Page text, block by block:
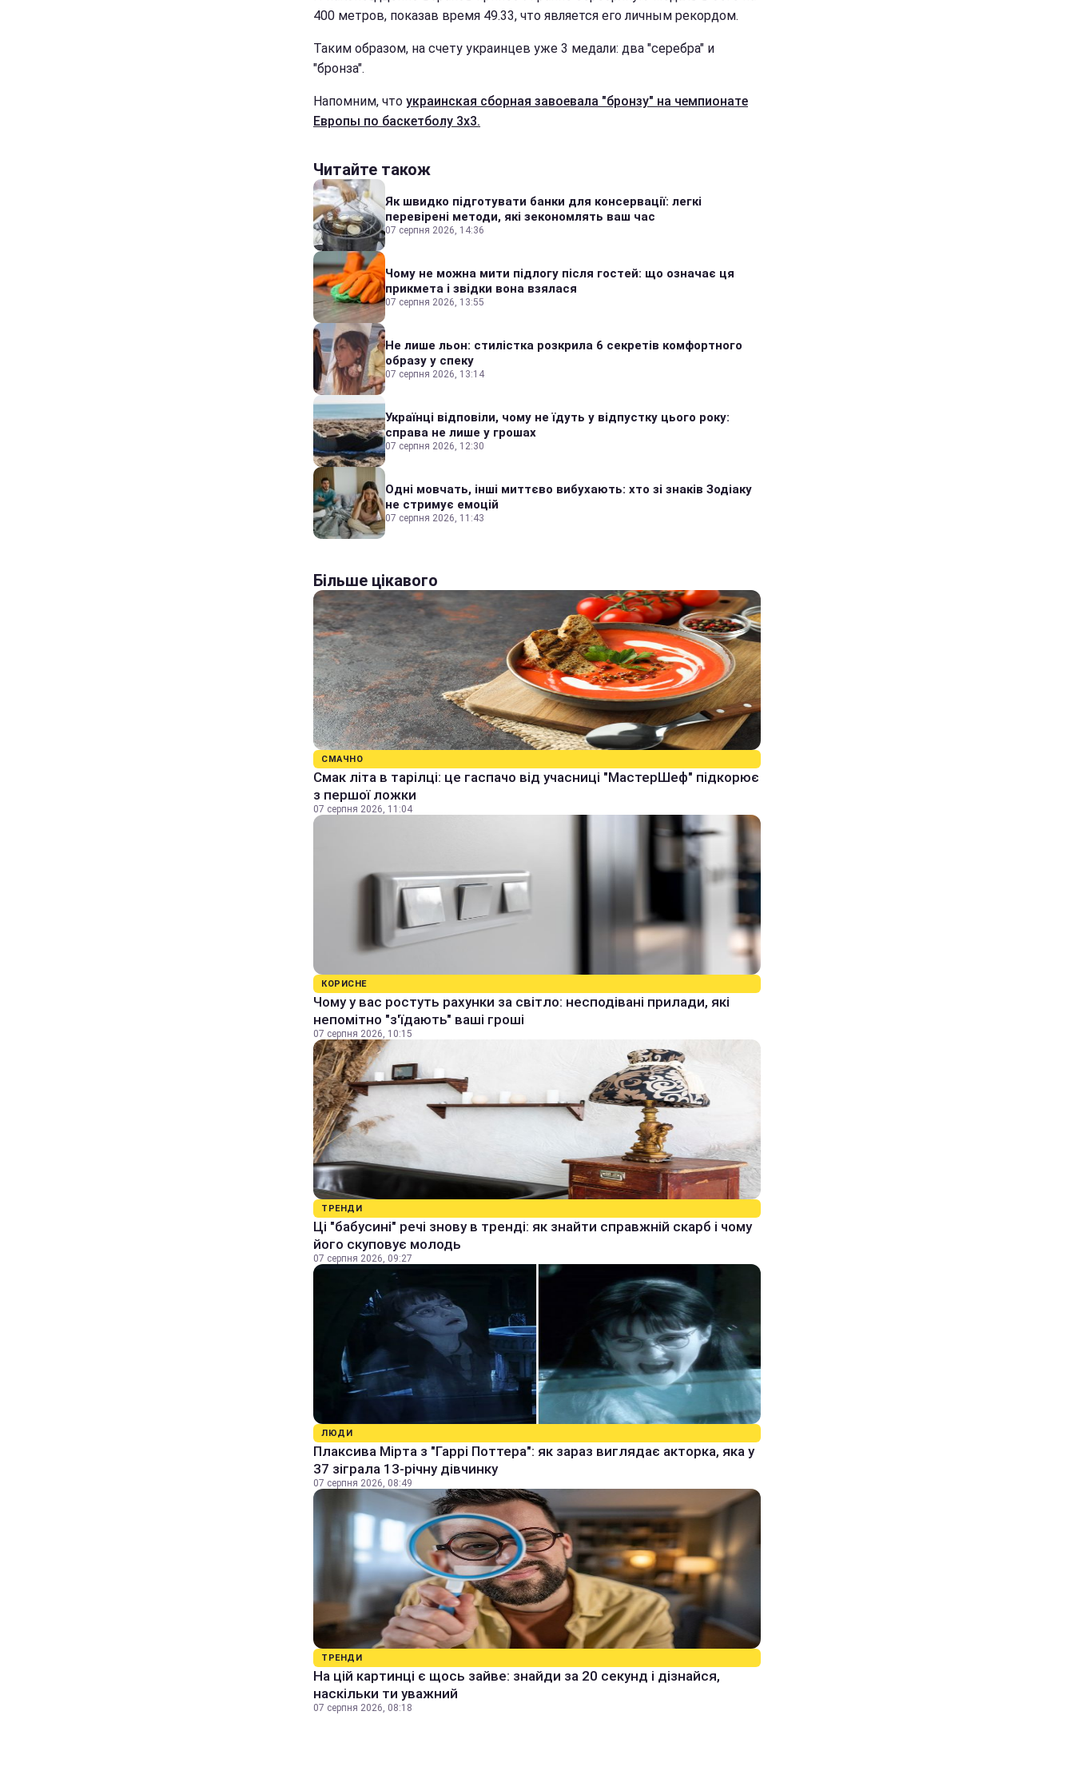
400 метров, показав время 49.33, что является его личным рекордом.
Таким образом, на счету украинцев уже 3 медали: два "серебра" и
"бронза".
Напомним, что украинская сборная завоевала "бронзу" на чемпионате
Европы по баскетболу 3х3.
Читайте також
Як швидко підготувати банки для консервації: легкі
перевірені методи, які зекономлять ваш час
07 серпня 2026, 14:36
Чому не можна мити підлогу після гостей: що означає ця
прикмета і звідки вона взялася
07 серпня 2026, 13:55
Не лише льон: стилістка розкрила 6 секретів комфортного
образу у спеку
07 серпня 2026, 13:14
Українці відповіли, чому не їдуть у відпустку цього року:
справа не лише у грошах
07 серпня 2026, 12:30
Одні мовчать, інші миттєво вибухають: хто зі знаків Зодіаку
не стримує емоцій
07 серпня 2026, 11:43
Більше цікавого
СМАЧНО
Смак літа в тарілці: це гаспачо від учасниці "МастерШеф" підкорює
з першої ложки
07 серпня 2026, 11:04
КОРИСНЕ
Чому у вас ростуть рахунки за світло: несподівані прилади, які
непомітно "з'їдають" ваші гроші
07 серпня 2026, 10:15
ТРЕНДИ
Ці "бабусині" речі знову в тренді: як знайти справжній скарб і чому
його скуповує молодь
07 серпня 2026, 09:27
ЛЮДИ
Плаксива Мірта з "Гаррі Поттера": як зараз виглядає акторка, яка у
37 зіграла 13-річну дівчинку
07 серпня 2026, 08:49
ТРЕНДИ
На цій картинці є щось зайве: знайди за 20 секунд і дізнайся,
наскільки ти уважний
07 серпня 2026, 08:18